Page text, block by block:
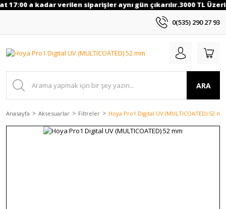
a kadar verilen siparişler aynı gün çıkarılır.3000 TL Üzeri
0(535) 290 27 93
ARA
Anasayfa Aksesuarlar Filtreler Hoya Pro1 Digital UV (MULTICOATED) 52